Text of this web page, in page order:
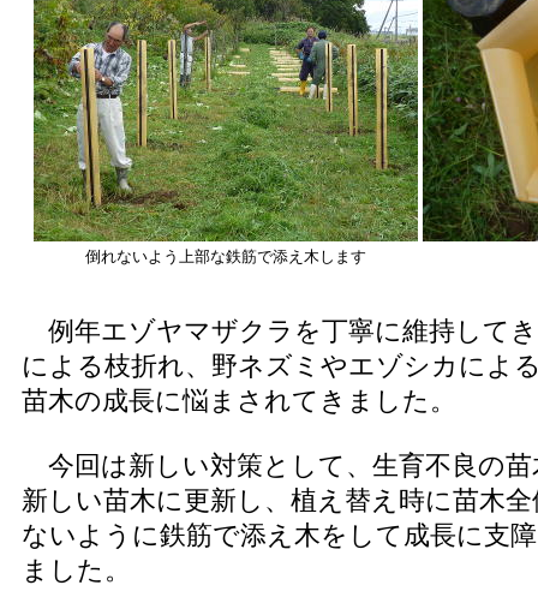
倒れないよう上部な鉄筋で添え木します
例年エゾヤマザクラを丁寧に維持して
による枝折れ、野ネズミやエゾシカによ
苗木の成長に悩まされてきました。
今回は新しい対策として、生育不良の苗
新しい苗木に更新し、植え替え時に苗木
ないように鉄筋で添え木をして成長に支
ました。